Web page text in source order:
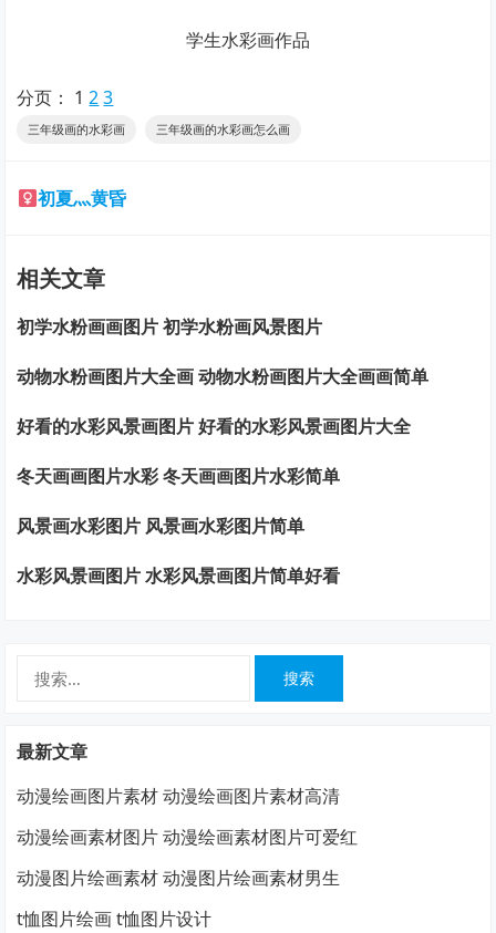
学生水彩画作品
分页： 1 2 3
三年级画的水彩画 三年级画的水彩画怎么画
初夏灬黄昏
相关文章
初学水粉画画图片 初学水粉画风景图片
动物水粉画图片大全画 动物水粉画图片大全画画简单
好看的水彩风景画图片 好看的水彩风景画图片大全
冬天画画图片水彩 冬天画画图片水彩简单
风景画水彩图片 风景画水彩图片简单
水彩风景画图片 水彩风景画图片简单好看
最新文章
动漫绘画图片素材 动漫绘画图片素材高清
动漫绘画素材图片 动漫绘画素材图片可爱红
动漫图片绘画素材 动漫图片绘画素材男生
t恤图片绘画 t恤图片设计